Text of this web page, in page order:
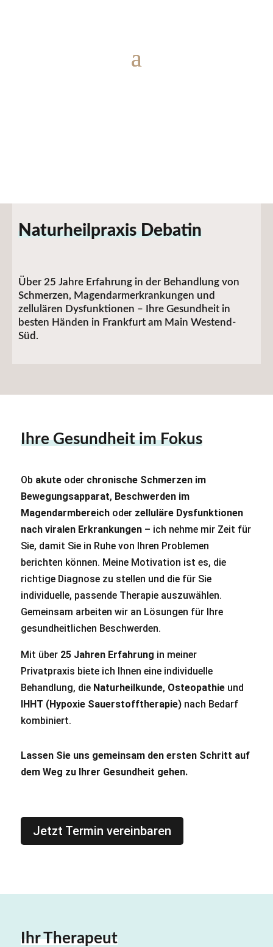
Naturheilpraxis Debatin
Über 25 Jahre Erfahrung in der Behandlung von
Schmerzen, Magendarmerkrankungen und
zellulären Dysfunktionen – Ihre Gesundheit in
besten Händen in Frankfurt am Main Westend-
Süd.
Ihre Gesundheit im Fokus
Ob akuteoder chronische Schmerzen im
Bewegungsapparat, Beschwerden im
Magendarmbereichoderzelluläre Dysfunktionen
nach viralen Erkrankungen– ich nehme mir Zeit für
Sie, damit Sie in Ruhe von Ihren Problemen
berichten können. Meine Motivation ist es, die
richtige Diagnose zu stellen und die für Sie
individuelle, passende Therapie auszuwählen.
Gemeinsam arbeiten wir an Lösungen für Ihre
gesundheitlichen Beschwerden.
Mit über 25 Jahren Erfahrung in meiner
Privatpraxis biete ich Ihnen eine individuelle
Behandlung, die Naturheilkunde, Osteopathieund
IHHT (Hypoxie Sauerstofftherapie)nach Bedarf
kombiniert.
Lassen Sie uns gemeinsam den ersten Schritt auf
dem Weg zu Ihrer Gesundheit gehen.
Jetzt Termin vereinbaren
Ihr Therapeut